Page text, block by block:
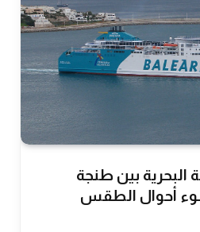
البحرية بين طنجة
أحوال الطقس